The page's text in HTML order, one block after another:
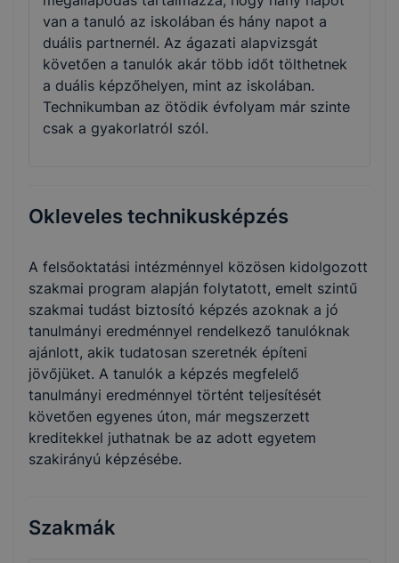
van a tanuló az iskolában és hány napot a
duális partnernél. Az ágazati alapvizsgát
követően a tanulók akár több időt tölthetnek
a duális képzőhelyen, mint az iskolában.
Technikumban az ötödik évfolyam már szinte
csak a gyakorlatról szól.
Okleveles technikusképzés
A felsőoktatási intézménnyel közösen kidolgozott
szakmai program alapján folytatott, emelt szintű
szakmai tudást biztosító képzés azoknak a jó
tanulmányi eredménnyel rendelkező tanulóknak
ajánlott, akik tudatosan szeretnék építeni
jövőjüket. A tanulók a képzés megfelelő
tanulmányi eredménnyel történt teljesítését
követően egyenes úton, már megszerzett
kreditekkel juthatnak be az adott egyetem
szakirányú képzésébe.
Szakmák